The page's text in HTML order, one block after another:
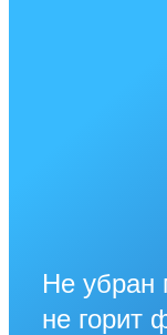
Не убран
не горит